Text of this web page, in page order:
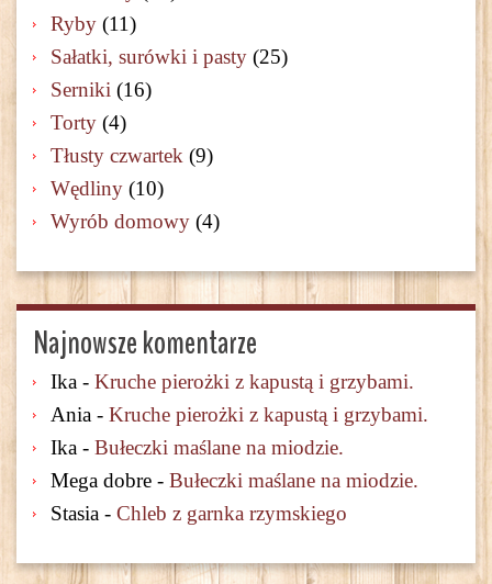
Ryby (11)
Sałatki, surówki i pasty (25)
Serniki (16)
Torty (4)
Tłusty czwartek (9)
Wędliny (10)
Wyrób domowy (4)
Najnowsze komentarze
Ika - Kruche pierożki z kapustą i grzybami.
Ania - Kruche pierożki z kapustą i grzybami.
Ika - Bułeczki maślane na miodzie.
Mega dobre - Bułeczki maślane na miodzie.
Stasia - Chleb z garnka rzymskiego